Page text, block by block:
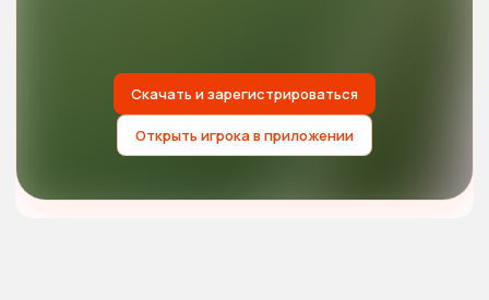
Скачать и зарегистрироваться
Открыть игрока в приложении